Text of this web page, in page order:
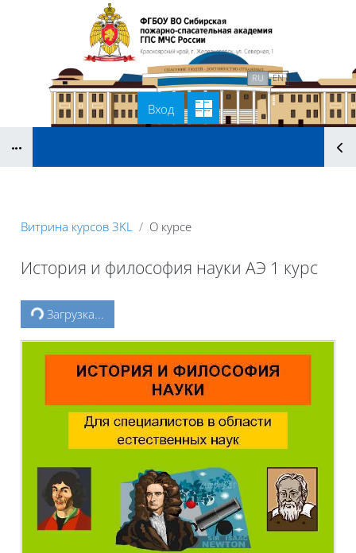
Перейти к основному содержанию
Вход
В начало Связаться с нами RU EN
Витрина курсов 3KL О курсе
История и философия науки АЭ 1 курс
Блоки
Загрузка...